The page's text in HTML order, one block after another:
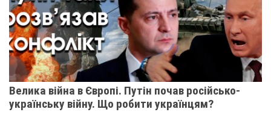
Велика війна в Європі. Путін почав російсько-
українську війну. Що робити українцям?